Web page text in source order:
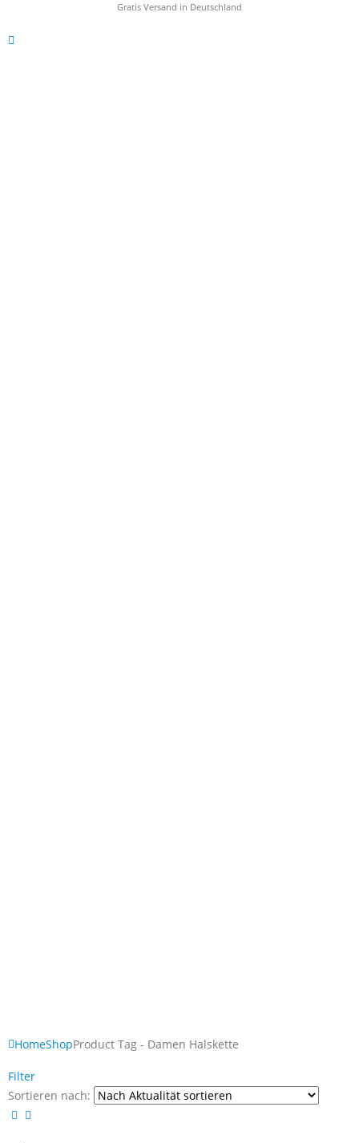
Gratis Versand in Deutschland
HomeShopProduct Tag - Damen Halskette
Filter
Sortieren nach: